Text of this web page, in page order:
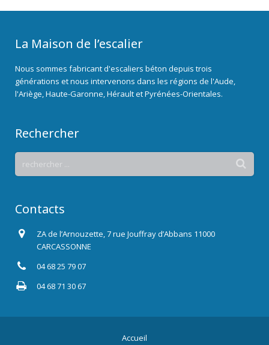
La Maison de l’escalier
Nous sommes fabricant d'escaliers béton depuis trois
générations et nous intervenons dans les régions de l'Aude,
l'Ariège, Haute-Garonne, Hérault et Pyrénées-Orientales.
Rechercher
Contacts
ZA de l’Arnouzette, 7 rue Jouffray d’Abbans 11000
CARCASSONNE
04 68 25 79 07
04 68 71 30 67
Accueil